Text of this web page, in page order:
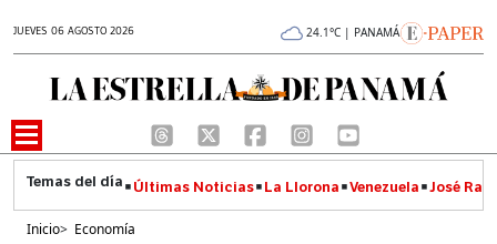
JUEVES 06 AGOSTO 2026 24.1°C | PANAMÁ
Últimas Noticias La Llorona Venezuela José
Inicio> Economía